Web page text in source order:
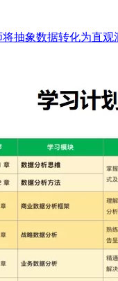
抽象数据转化为直